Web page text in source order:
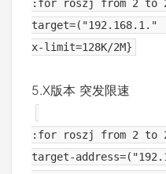
:for roszj from 2 to
x-limit=128K/2M}
5.X版本 突发限速
:for roszj from 2 to
target-